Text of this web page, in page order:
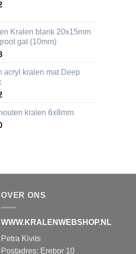
Kralen blank 20x15mm
gat (10mm)
acryl kralen mat Deep
kralen 6x8mm
OVER ONS
WWW.KRALENWEBSHOP.NL
Petra Kivits
Postadres: Erebor 10